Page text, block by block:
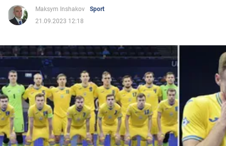
Życie
Polityka
Społeczeństwo
Wojna na Ukrainie
Maksym Inshakov
Sport
21.09.2023 12:18